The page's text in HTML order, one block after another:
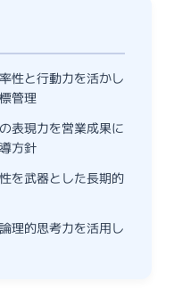
性と行動力を活かし
管理
表現力を営業成果に
方針
を武器とした長期的
理的思考力を活用し